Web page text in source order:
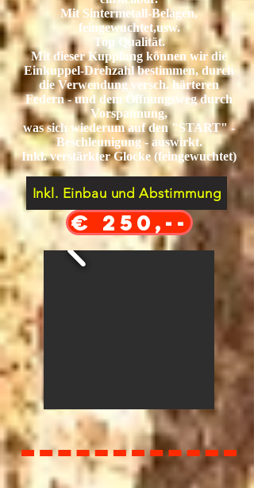
Mit Sintermetall-Belägen,
feingewuchtet,usw.
Top Qualität.
Mit dieser Kupplung können wir die
Einkuppel-Drehzahl bestimmen, durch
die Verwendung versch. härteren
Federn - und dem Öffnungsweg durch
Vorspannung,
was sich wiederumauf den "START" -
Beschleunigung - auswirkt.
Inkl. verstärkter Glocke (feingewuchtet)
Inkl. Einbau und Abstimmung
€ 250,--